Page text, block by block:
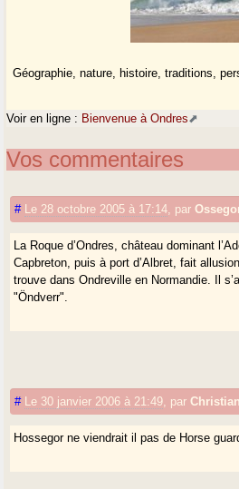
Géographie, nature, histoire, traditions,
Voir en ligne : Bienvenue à Ondres
Vos commentaires
# Le 28 octobre 2005 à 17:14 par
La Roque d’Ondres, château dominant
Capbreton, puis à port d’Albret, fait
trouve dans Ondreville en Normandie. Il
"Öndverr".
# Le 30 janvier 2006 à 21:49 parChristian
Hossegor ne viendrait il pas de Horse